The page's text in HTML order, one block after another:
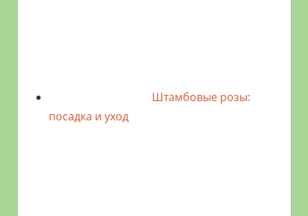
Штамбовые розы:
посадка и уход